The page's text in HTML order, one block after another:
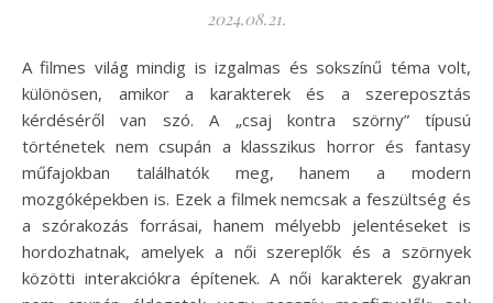
2024.08.21.
A filmes világ mindig is izgalmas és sokszínű téma volt,
különösen, amikor a karakterek és a szereposztás
kérdéséről van szó. A „csaj kontra szörny” típusú
történetek nem csupán a klasszikus horror és fantasy
műfajokban találhatók meg, hanem a modern
mozgóképekben is. Ezek a filmek nemcsak a feszültség és
a szórakozás forrásai, hanem mélyebb jelentéseket is
hordozhatnak, amelyek a női szereplők és a szörnyek
közötti interakciókra építenek. A női karakterek gyakran